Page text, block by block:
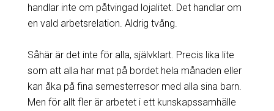
handlar inte om påtvingad lojalitet. Det handlar om
en vald arbetsrelation. Aldrig tvång.
Såhär är det inte för alla, självklart. Precis lika lite
som att alla har mat på bordet hela månaden eller
kan åka på fina semesterresor med alla sina barn.
Men för allt fler är arbetet i ett kunskapssamhälle